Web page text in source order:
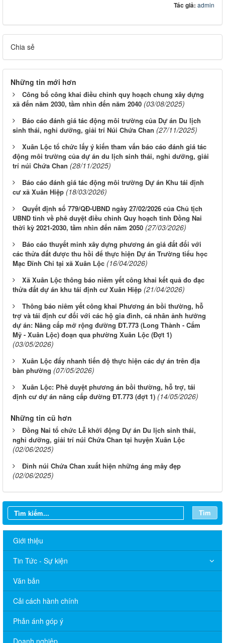
Tác giả: admin
Chia sẻ
Những tin mới hơn
Công bố công khai điều chỉnh quy hoạch chung xây dựng
xã đến năm 2030, tầm nhìn đến năm 2040 (03/08/2025)
Báo cáo đánh giá tác động môi trường của Dự án Du lịch
sinh thái, nghỉ dưỡng, giải trí Núi Chứa Chan (27/11/2025)
Xuân Lộc tổ chức lấy ý kiến tham vấn báo cáo đánh giá tác
động môi trường của dự án du lịch sinh thái, nghỉ dưỡng, giải
trí núi Chứa Chan (28/11/2025)
Báo cáo đánh giá tác động môi trường Dự án Khu tái định
cư xã Xuân Hiệp (18/03/2026)
Quyết định số 779/QĐ-UBND ngày 27/02/2026 của Chủ tịch
UBND tỉnh về phê duyệt điều chỉnh Quy hoạch tỉnh Đồng Nai
thời kỳ 2021-2030, tầm nhìn đến năm 2050 (27/03/2026)
Báo cáo thuyết minh xây dựng phương án giá đất đối với
các thửa đất được thu hồi để thực hiện Dự án Trường tiểu học
Mạc Đĩnh Chi tại xã Xuân Lộc (16/04/2026)
Xã Xuân Lộc thông báo niêm yết công khai kết quả đo đạc
thửa đất dự án khu tái định cư Xuân Hiệp (21/04/2026)
Thông báo niêm yết công khai Phương án bồi thường, hỗ
trợ và tái định cư đối với các hộ gia đình, cá nhân ảnh hưởng
dự án: Nâng cấp mở rộng đường ĐT.773 (Long Thành - Cẩm
Mỹ - Xuân Lộc) đoạn qua phường Xuân Lộc (Đợt 1)
(03/05/2026)
Xuân Lộc đẩy nhanh tiến độ thực hiện các dự án trên địa
bàn phường (07/05/2026)
Xuân Lộc: Phê duyệt phương án bồi thường, hỗ trợ, tái
định cư dự án nâng cấp đường ĐT.773 (đợt 1) (14/05/2026)
Những tin cũ hơn
Đồng Nai tổ chức Lễ khởi động Dự án Du lịch sinh thái,
nghỉ dưỡng, giải trí núi Chứa Chan tại huyện Xuân Lộc
(02/06/2025)
Đỉnh núi Chứa Chan xuất hiện những áng mây đẹp
(02/06/2025)
Tìm
Giới thiệu
Tin Tức - Sự kiện
Văn bản
Cải cách hành chính
Phản ánh góp ý